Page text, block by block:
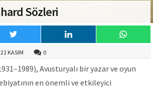
Sözleri
21 KASIM 0
Avusturyalı bir yazar ve oyun
en önemli ve etkileyici